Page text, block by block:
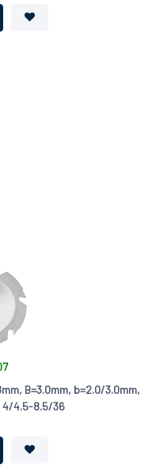
B=3.0mm, b=2.0/3.0mm,
4/4.5-8.5/36